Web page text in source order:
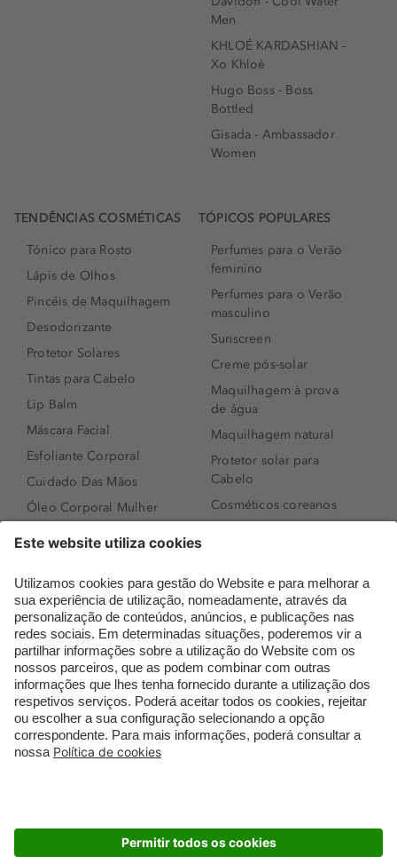
Men
KHLOÉ KARDASHIAN -
Xo Khloè
Hugo Boss - Boss
Bottled
Gisada - Ambassador
Women
TENDÊNCIAS COSMÉTICAS
Tónico para Rosto
Lápis de Olhos
Pincéis de Maquilhagem
Desodorizante
Protetor Solares
Tintas para Cabelo
Lip Balm
Máscara Facial
Esfoliante Corporal
Cuidado Das Mãos
Óleo Corporal Mulher
Sérum de Rosto
Body mist & Spray
corporal
Produtos para Cabelo
Homem
Espuma de Limpeza
Facial
Dermocosmética
TÓPICOS POPULARES
Perfumes para o Verão
feminino
Perfumes para o Verão
masculino
Sunscreen
Creme pós-solar
Maquilhagem à prova
de água
Maquilhagem natural
Protetor solar para
Cabelo
Cosméticos coreanos
Perfumes árabes
Novidades
Melhores Perfumes
Femininos
TOP 10: Perfumes
Masculinos
Pestanas Postiças
Creme Rosto Homem
Embalagens Sustentáveis